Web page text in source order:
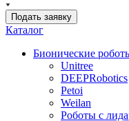
Подать заявку
Каталог
Бионические
Unitree
DEEPRobotics
Petoi
Weilan
Роботы с